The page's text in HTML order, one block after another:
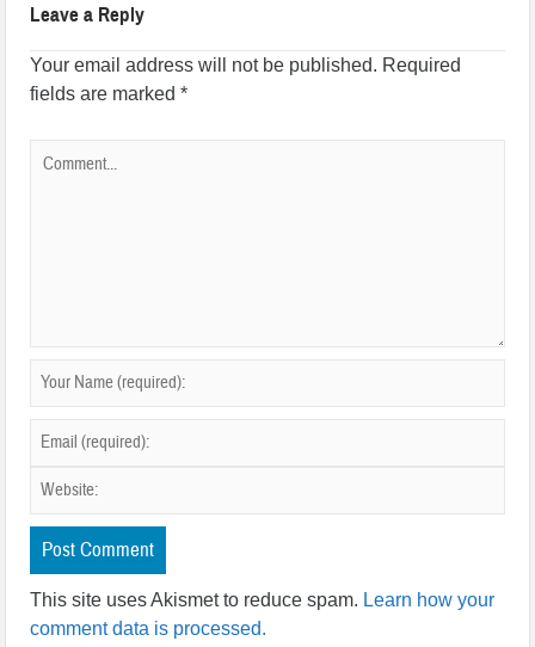
Leave a Reply
Your email address will not be published. Required
fields are marked*
This site uses Akismet to reduce spam. Learn how your
comment data is processed.